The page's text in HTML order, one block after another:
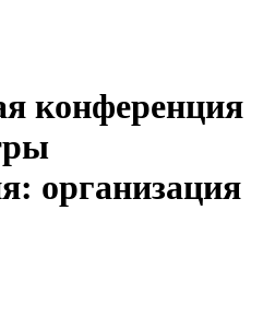
конференция
организация